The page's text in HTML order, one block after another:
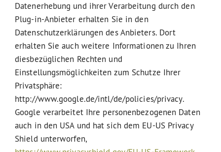
Datenerhebung und ihrer Verarbeitung durch den
Plug-in-Anbieter erhalten Sie in den
Datenschutzerklärungen des Anbieters. Dort
erhalten Sie auch weitere Informationen zu Ihren
diesbezüglichen Rechten und
Einstellungsmöglichkeiten zum Schutze Ihrer
Privatsphäre:
http://www.google.de/intl/de/policies/privacy.
Google verarbeitet Ihre personenbezogenen Daten
auch in den USA und hat sich dem EU-US Privacy
Shield unterworfen,